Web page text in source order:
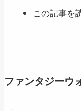
この記事を
ファンタジーウ